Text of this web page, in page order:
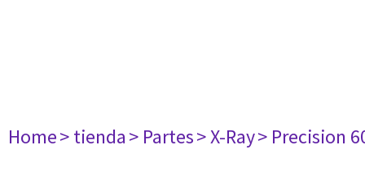
Home> tienda> Partes> X-Ray> Precision